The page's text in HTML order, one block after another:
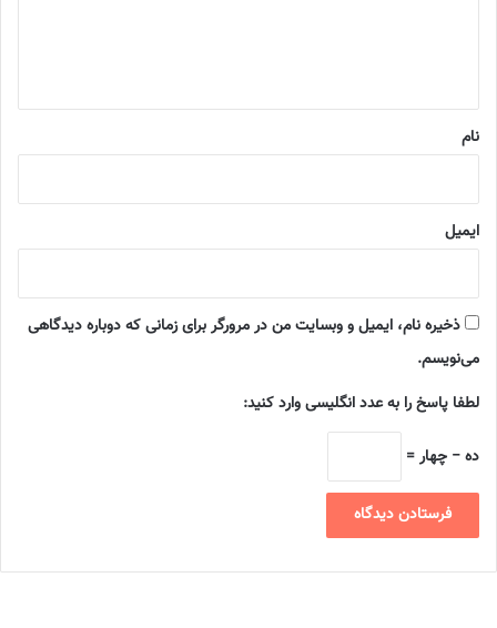
نام
ایمیل
ذخیره نام، ایمیل و وبسایت من در مرورگر برای زمانی که دوباره دیدگاهی
می‌نویسم.
لطفا پاسخ را به عدد انگلیسی وارد کنید:
ده − چهار =